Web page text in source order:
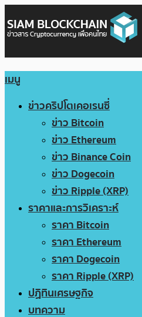
เมนู
ข่าวคริปโตเคอเรนซี่
ข่าว Bitcoin
ข่าว Ethereum
ข่าว Binance Coin
ข่าว Dogecoin
ข่าว Ripple (XRP)
ราคาและการวิเคราะห์
ราคา Bitcoin
ราคา Ethereum
ราคา Dogecoin
ราคา Ripple (XRP)
ปฏิทินเศรษฐกิจ
บทความ